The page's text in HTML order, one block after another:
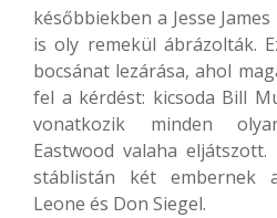
későbbiekben a Jesse
is oly remekül ábrázolták.
bocsánat lezárása, ahol
fel a kérdést: kicsoda Bill
vonatkozik minden
Eastwood valaha
stáblistán két embernek
Leone és Don Siegel.